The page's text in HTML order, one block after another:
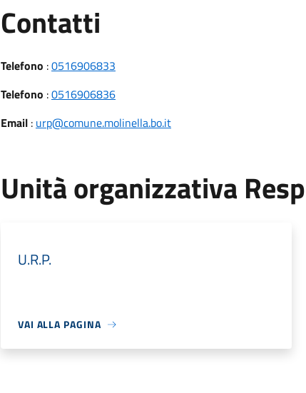
Contatti
Telefono :0516906833
Telefono :0516906836
Email: urp@comune.molinella.bo.it
Unità organizzativa
U.R.P.
VAI ALLA PAGINA